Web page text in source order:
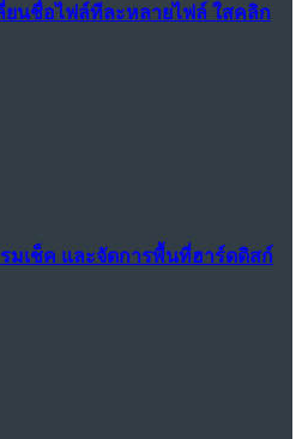
ยนชื่อไฟล์ทีละหลายไฟล์ ใสคลิก
รมเช็ค และจัดการพื้นที่ฮาร์ดดิสก์